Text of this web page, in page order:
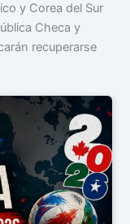
y Corea del Sur
Checa y
recuperarse